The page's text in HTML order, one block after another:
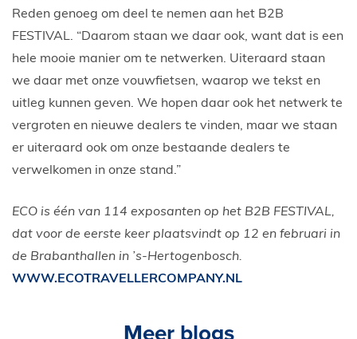
Reden genoeg om deel te nemen aan het B2B
FESTIVAL. “Daarom staan we daar ook, want dat is een
hele mooie manier om te netwerken. Uiteraard staan
we daar met onze vouwfietsen, waarop we tekst en
uitleg kunnen geven. We hopen daar ook het netwerk te
vergroten en nieuwe dealers te vinden, maar we staan
er uiteraard ook om onze bestaande dealers te
verwelkomen in onze stand.”
ECO is één van 114 exposanten op het B2B FESTIVAL,
dat voor de eerste keer plaatsvindt op 12 en februari in
de Brabanthallen in ’s-Hertogenbosch.
WWW.ECOTRAVELLERCOMPANY.NL